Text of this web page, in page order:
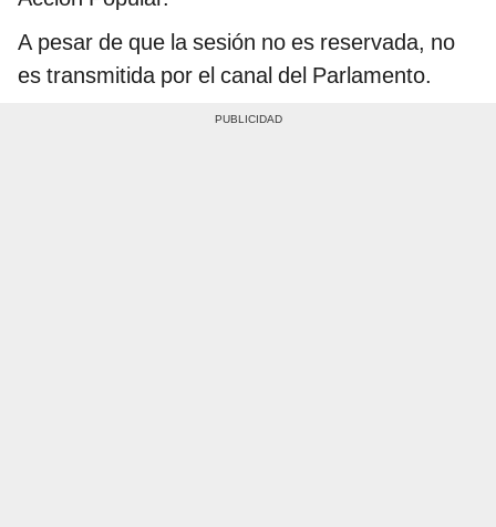
A pesar de que la sesión no es reservada, no
es transmitida por el canal del Parlamento.